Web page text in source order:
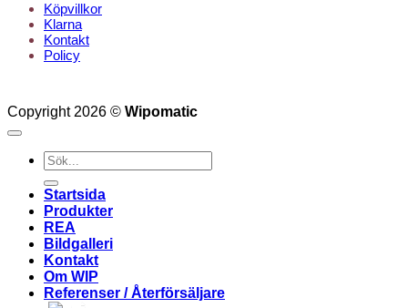
Köpvillkor
Klarna
Kontakt
Policy
Copyright 2026 © Wipomatic
Sök
efter:
Startsida
Produkter
REA
Bildgalleri
Kontakt
Om WIP
Referenser / Återförsäljare